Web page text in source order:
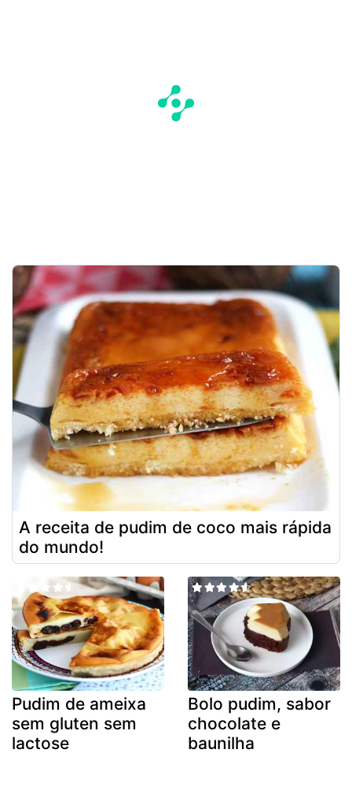
A receita de pudim de coco mais rápida
do mundo!
Pudim de ameixa
sem gluten sem
lactose
Bolo pudim, sabor
chocolate e
baunilha